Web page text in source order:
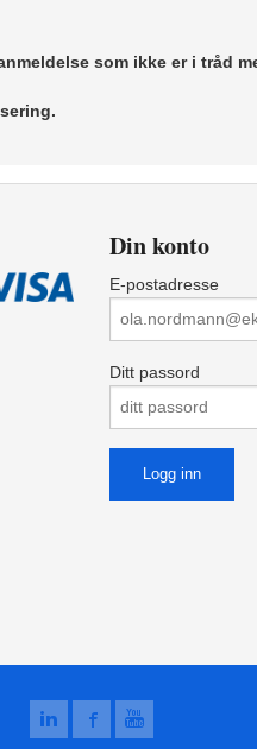
som ikke er i tråd
Din konto
E-postadresse
Ditt passord